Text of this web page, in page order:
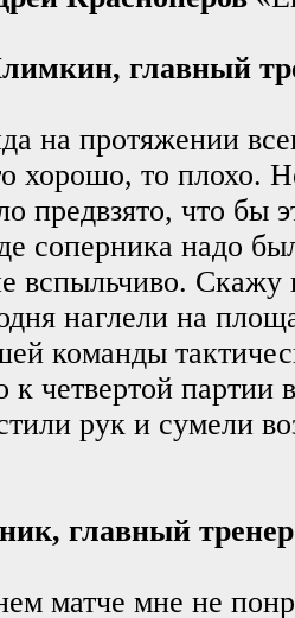
главный
на протяжении
хорошо, то плохо.
предвзято, что бы
соперника надо
вспыльчиво. Скажу
наглели на
команды
четвертой партии
рук и сумели
главный
матче мне не